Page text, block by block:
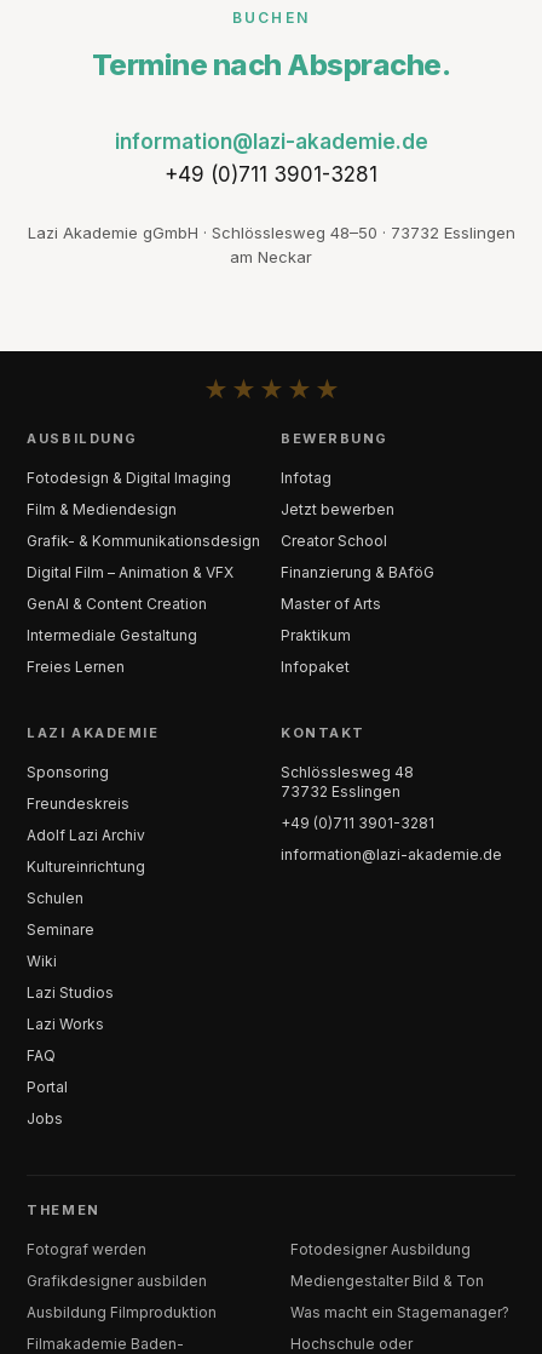
BUCHEN
Termine nach Absprache.
information@lazi-akademie.de
+49 (0)711 3901-3281
Lazi Akademie gGmbH · Schlösslesweg 48–50 · 73732 Esslingen
am Neckar
★ ★ ★ ★ ★
AUSBILDUNG
Fotodesign & Digital Imaging
Film & Mediendesign
Grafik- & Kommunikationsdesign
Digital Film – Animation & VFX
GenAI & Content Creation
Intermediale Gestaltung
Freies Lernen
BEWERBUNG
Infotag
Jetzt bewerben
Creator School
Finanzierung & BAföG
Master of Arts
Praktikum
Infopaket
LAZI AKADEMIE
Sponsoring
Freundeskreis
Adolf Lazi Archiv
Kultureinrichtung
Schulen
Seminare
Wiki
Lazi Studios
Lazi Works
FAQ
Portal
Jobs
KONTAKT
Schlösslesweg 48
73732 Esslingen
+49 (0)711 3901-3281
information@lazi-akademie.de
THEMEN
Fotograf werden
Fotodesigner Ausbildung
Grafikdesigner ausbilden
Mediengestalter Bild & Ton
Ausbildung Filmproduktion
Was macht ein Stagemanager?
Filmakademie Baden-
Hochschule oder